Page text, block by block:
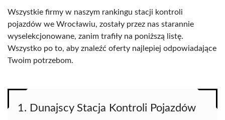
Wszystkie firmy w naszym rankingu stacji kontroli
pojazdów we Wrocławiu, zostały przez nas starannie
wyselekcjonowane, zanim trafiły na poniższą listę.
Wszystko po to, aby znaleźć oferty najlepiej odpowiadające
Twoim potrzebom.
1. Dunajscy Stacja Kontroli Pojazdów